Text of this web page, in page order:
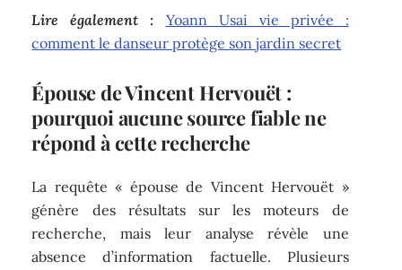
Lire également :
Yoann Usai vie privée :
comment le danseur protège son jardin secret
Épouse de Vincent Hervouët :
pourquoi aucune source fiable ne
répond à cette recherche
La requête « épouse de Vincent Hervouët »
génère des résultats sur les moteurs de
recherche, mais leur analyse révèle une
absence d’information factuelle. Plusieurs